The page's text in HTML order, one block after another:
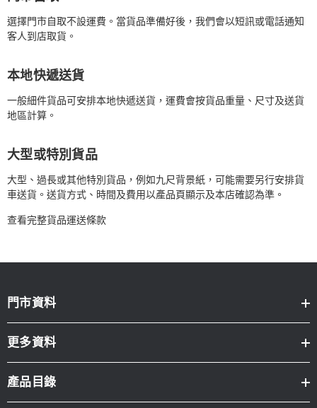
選擇門市自取不設運費。當貨品準備好後，我們會以短訊或電話通知
客人到店取貨。
本地快遞送貨
一般細件貨品可安排本地快遞送貨，運費會按貨品重量、尺寸及送貨
地區計算。
大型或特別貨品
大型、過長或其他特別貨品，例如九尺背景紙，可能需要另行安排貨
車送貨。送貨方式、時間及費用以產品頁顯示及本店確認為準。
查看完整貨品運送條款
門市資料
更多資料
產品目錄